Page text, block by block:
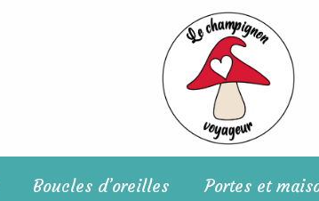
Boucles d’oreilles Portes et